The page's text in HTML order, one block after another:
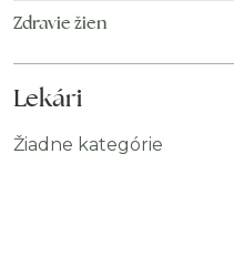
Zdravie žien
Lekári
Žiadne kategórie